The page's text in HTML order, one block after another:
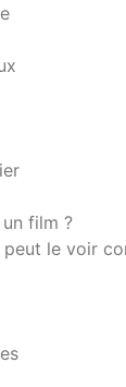
film ?
le voir